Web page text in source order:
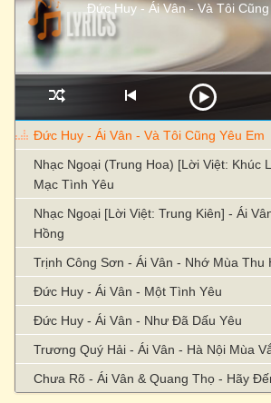
Đức Huy - Ái Vân - Và Tôi Cũng
Đức Huy - Ái Vân - Và Tôi Cũng Yêu Em
Nhạc Ngoại (Trung Hoa) [Lời Việt: Khúc
Mạc Tình Yêu
Nhạc Ngoại [Lời Việt: Trung Kiên] - Ái
Hồng
Trịnh Công Sơn - Ái Vân - Nhớ Mùa Thu
Đức Huy - Ái Vân - Một Tình Yêu
Đức Huy - Ái Vân - Như Đã Dấu Yêu
Trương Quý Hải - Ái Vân - Hà Nội Mùa
Chưa Rõ - Ái Vân & Quang Thọ - Hãy